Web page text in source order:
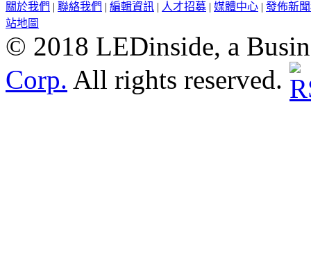
關於我們 | 聯絡我們 | 編輯資訊 | 人才招募 | 媒體中心 | 發佈新
站地圖
© 2018 LEDinside, a
Corp. All rights reserved.